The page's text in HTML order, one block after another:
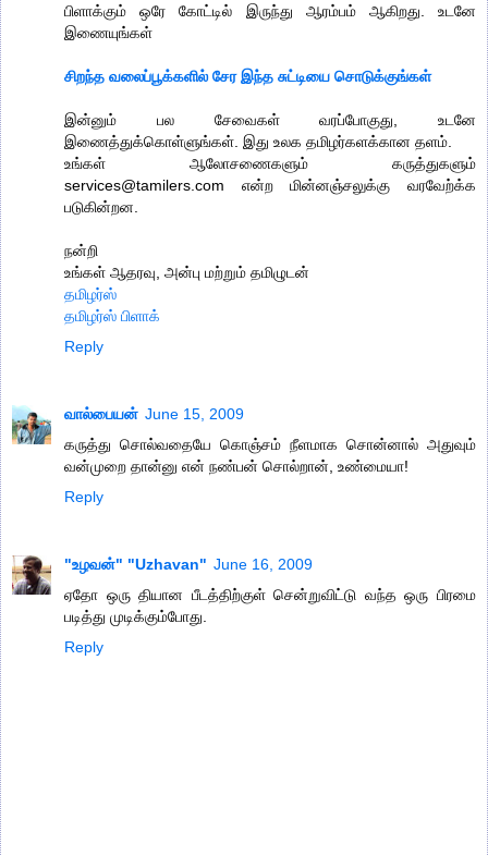
பிளாக்கும் ஒரே கோட்டில் இருந்து ஆரம்பம் ஆகிறது. உடனே
இணையுங்கள்
சிறந்த வலைப்பூக்களில் சேர இந்த சுட்டியை சொடுக்குங்கள்
இன்னும் பல சேவைகள் வரப்போகுது, உடனே
இணைத்துக்கொள்ளுங்கள். இது உலக தமிழர்களக்கான தளம்.
உங்கள் ஆலோசணைகளும் கருத்துகளும்
services@tamilers.com என்ற மின்னஞ்சலுக்கு வரவேற்க்க
படுகின்றன.
நன்றி
உங்கள் ஆதரவு, அன்பு மற்றும் தமிழுடன்
தமிழர்ஸ்
தமிழர்ஸ் பிளாக்
Reply
வால்பையன் June 15, 2009
கருத்து சொல்வதையே கொஞ்சம் நீளமாக சொன்னால் அதுவும்
வன்முறை தான்னு என் நண்பன் சொல்றான், உண்மையா!
Reply
"உழவன்" "Uzhavan" June 16, 2009
ஏதோ ஒரு தியான பீடத்திற்குள் சென்றுவிட்டு வந்த ஒரு பிரமை
படித்து முடிக்கும்போது.
Reply